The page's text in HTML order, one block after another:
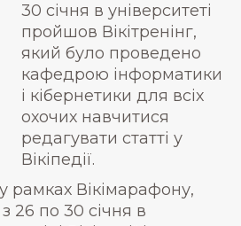
30 січня в університеті
пройшов Вікітренінг,
який було проведено
кафедрою інформатики
і кібернетики для всіх
охочих навчитися
редагувати статті у
Вікіпедії.
рамках Вікімарафону,
26 по 30 січня в